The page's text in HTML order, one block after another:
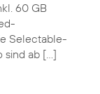
60 GB
Selectable-
sind ab […]